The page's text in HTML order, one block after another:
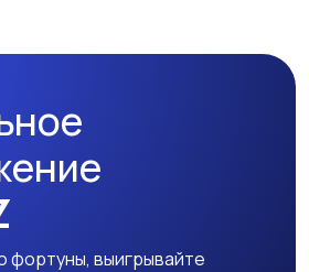
фортуны, выигрывайте